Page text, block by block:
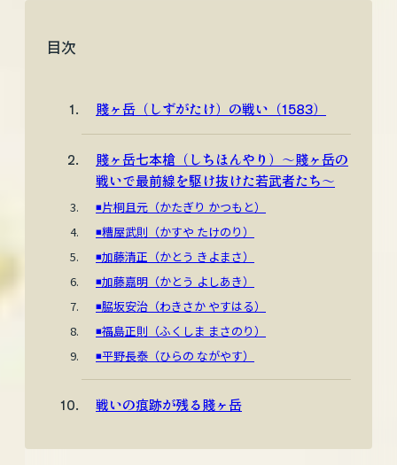
目次
賤ヶ岳（しずがたけ）の戦い（1583）
賤ヶ岳七本槍（しちほんやり）〜賤ヶ岳の
戦いで最前線を駆け抜けた若武者たち〜
◾️片桐且元（かたぎり かつもと）
◾️糟屋武則（かすや たけのり）
◾️加藤清正（かとう きよまさ）
◾️加藤嘉明（かとう よしあき）
◾️脇坂安治（わきさか やすはる）
◾️福島正則（ふくしま まさのり）
◾️平野長泰（ひらの ながやす）
戦いの痕跡が残る賤ヶ岳